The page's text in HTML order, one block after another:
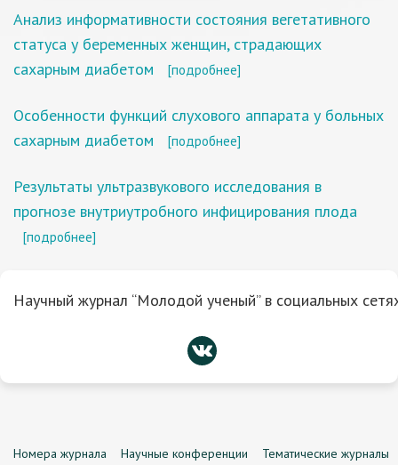
Анализ информативности состояния вегетативного
статуса у беременных женщин, страдающих
сахарным диабетом
[подробнее]
Особенности функций слухового аппарата у больных
сахарным диабетом
[подробнее]
Результаты ультразвукового исследования в
прогнозе внутриутробного инфицирования плода
[подробнее]
Научный журнал “Молодой ученый” в социальных
Номера журнала Научные конференции Тематические журналы